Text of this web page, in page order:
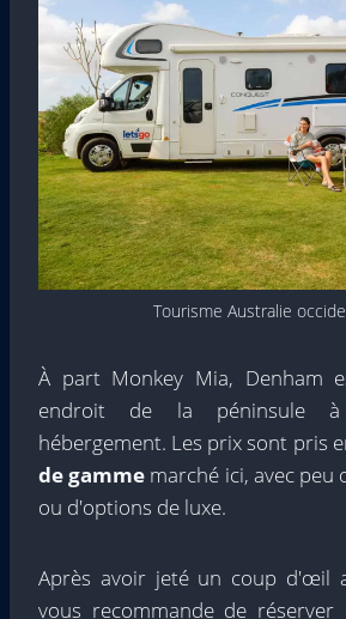
Tourisme Australie
À part Monkey Mia, Denham
endroit de la péninsule
hébergement. Les prix sont pris
de gamme marché ici, avec peu
ou d'options de luxe.
Après avoir jeté un coup d'œil
vous recommande de